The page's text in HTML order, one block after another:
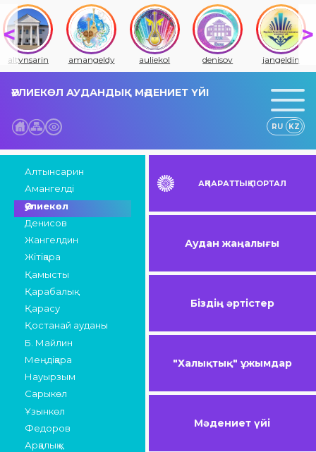
altynsarin amangeldy auliekol denisov jangeldin
ӘУЛИЕКӨЛ АУДАНДЫҚ МӘДЕНИЕТ ҮЙІ
RU KZ
Алтынсарин
Амангелді
Әулиекөл
Денисов
Жангелдин
Жітіқара
Қамысты
Қарабалық
Қарасу
Қостанай ауданы
Б. Майлин
Меңдіқара
Науырзым
Сарыкөл
Ұзынкөл
Федоров
Арқалық қ.
АҚПАРАТТЫҚ ПОРТАЛ
Аудан жаңалығы
Біздің әртістер
"Халықтық" ұжымдар
Мәдениет үйі